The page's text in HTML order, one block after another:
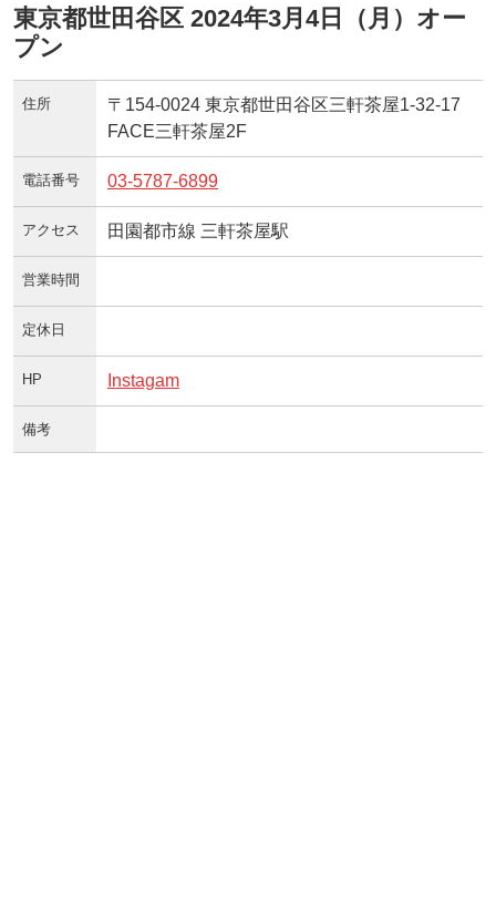
東京都世田谷区 2024年3月4日（月）オー
プン
住所
〒154-0024 東京都世田谷区三軒茶屋1-32-17
FACE三軒茶屋2F
電話番号 03-5787-6899
アクセス 田園都市線 三軒茶屋駅
営業時間
定休日
HP Instagam
備考